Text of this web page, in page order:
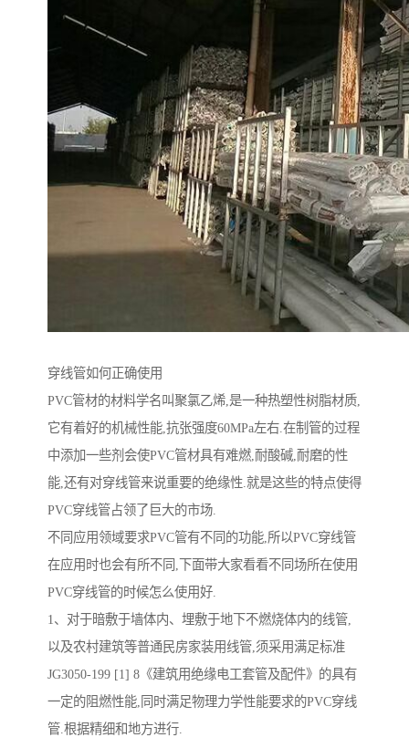
穿线管如何正确使用
PVC管材的材料学名叫聚氯乙烯,是一种热塑性树脂材质,
它有着好的机械性能,抗张强度60MPa左右.在制管的过程
中添加一些剂会使PVC管材具有难燃,耐酸碱,耐磨的性
能,还有对穿线管来说重要的绝缘性.就是这些的特点使得
PVC穿线管占领了巨大的市场.
不同应用领域要求PVC管有不同的功能,所以PVC穿线管
在应用时也会有所不同,下面带大家看看不同场所在使用
PVC穿线管的时候怎么使用好.
1、对于暗敷于墙体内、埋敷于地下不燃烧体内的线管,
以及农村建筑等普通民房家装用线管,须采用满足标准
JG3050-199 [1] 8《建筑用绝缘电工套管及配件》的具有
一定的阻燃性能,同时满足物理力学性能要求的PVC穿线
管.根据精细和地方进行.